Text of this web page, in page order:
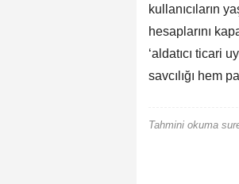
kullanıcıların
hesaplarını
‘aldatıcı ticari
savcılığı hem
Tahmini okuma